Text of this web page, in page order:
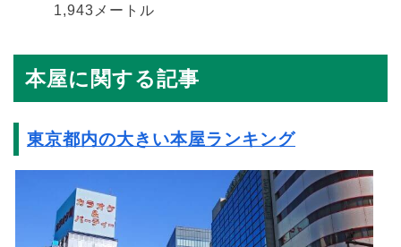
1,943メートル
本屋に関する記事
東京都内の大きい本屋ランキング